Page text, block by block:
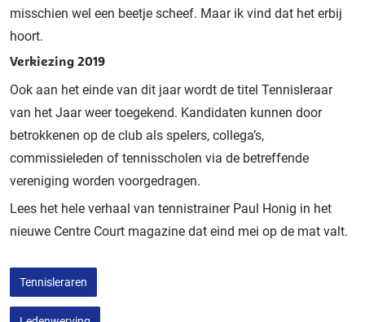
misschien wel een beetje scheef. Maar ik vind dat het erbij
hoort.
Verkiezing 2019
Ook aan het einde van dit jaar wordt de titel Tennisleraar
van het Jaar weer toegekend. Kandidaten kunnen door
betrokkenen op de club als spelers, collega’s,
commissieleden of tennisscholen via de betreffende
vereniging worden voorgedragen.
Lees het hele verhaal van tennistrainer Paul Honig in het
nieuwe Centre Court magazine dat eind mei op de mat valt.
Tennisleraren